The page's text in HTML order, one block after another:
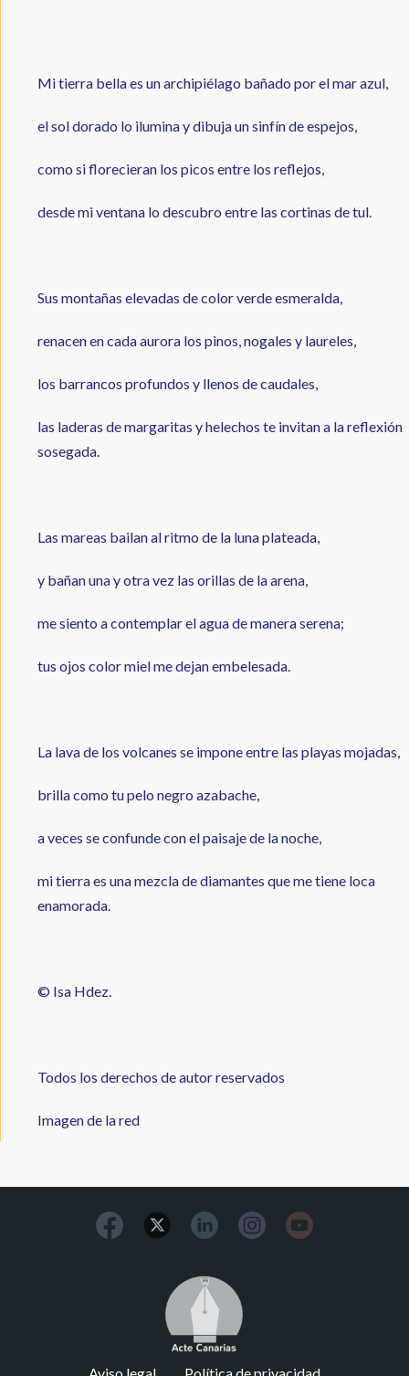
Mi tierra bella es un archipiélago bañado por el mar azul,
el sol dorado lo ilumina y dibuja un sinfín de espejos,
como si florecieran los picos entre los reflejos,
desde mi ventana lo descubro entre las cortinas de tul.
Sus montañas elevadas de color verde esmeralda,
renacen en cada aurora los pinos, nogales y laureles,
los barrancos profundos y llenos de caudales,
las laderas de margaritas y helechos te invitan a la reflexión
sosegada.
Las mareas bailan al ritmo de la luna plateada,
y bañan una y otra vez las orillas de la arena,
me siento a contemplar el agua de manera serena;
tus ojos color miel me dejan embelesada.
La lava de los volcanes se impone entre las playas mojadas,
brilla como tu pelo negro azabache,
a veces se confunde con el paisaje de la noche,
mi tierra es una mezcla de diamantes que me tiene loca
enamorada.
© Isa Hdez.
Todos los derechos de autor reservados
Imagen de la red
Image